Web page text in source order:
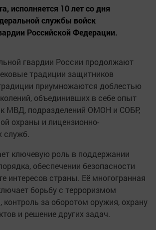
испол­няет­ся 10 лет со дня
службы войск
Российской Федерации.
гвардии России продолжают
традиции защитников
приумножаются доблестью
объединивших в себе опыт
МВД, подразделений ОМОН и СОБР,
охраны и лицензионно-
служб.
ключевую роль в поддержании
обеспечении безопасности
интересов страны. Её многогранная
борьбу с терроризмом
за оборотом оружия, охрану
и решение других задач.